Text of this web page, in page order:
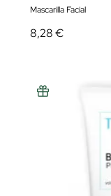
Mascarilla Facial
8,28 €